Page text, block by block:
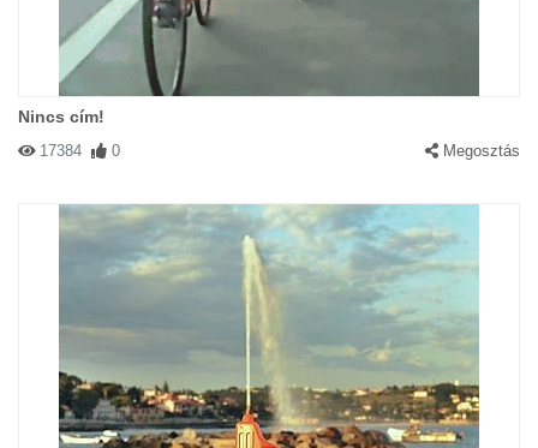
Nincs cím!
17384 0 Megosztás